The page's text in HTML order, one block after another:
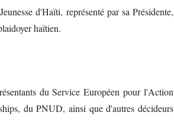
d'Haïti, représenté par sa Présidente,
haïtien.
du Service Européen pour l'Action
du PNUD, ainsi que d'autres décideurs